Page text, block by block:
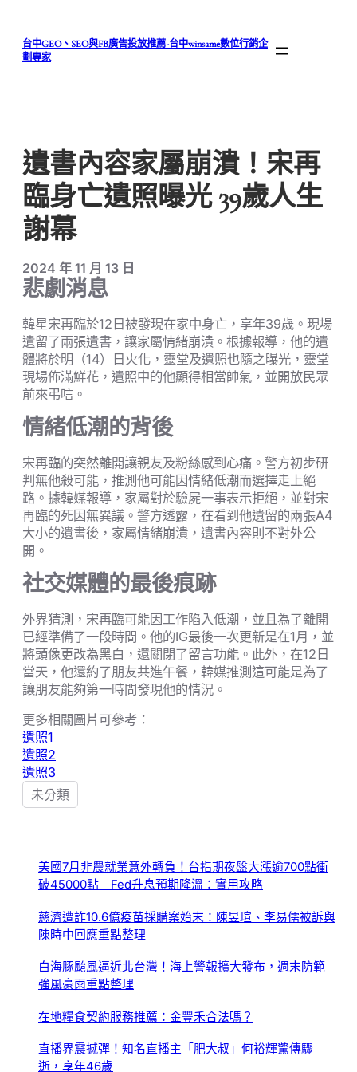
台中GEO、SEO與FB廣告投放推薦-台中winsame數位行銷企
劃專家
遺書內容家屬崩潰！宋再
臨身亡遺照曝光 39歲人生
謝幕
2024 年 11 月 13 日
悲劇消息
韓星宋再臨於12日被發現在家中身亡，享年39歲。現場
遺留了兩張遺書，讓家屬情緒崩潰。根據報導，他的遺
體將於明（14）日火化，靈堂及遺照也隨之曝光，靈堂
現場佈滿鮮花，遺照中的他顯得相當帥氣，並開放民眾
前來弔唁。
情緒低潮的背後
宋再臨的突然離開讓親友及粉絲感到心痛。警方初步研
判無他殺可能，推測他可能因情緒低潮而選擇走上絕
路。據韓媒報導，家屬對於驗屍一事表示拒絕，並對宋
再臨的死因無異議。警方透露，在看到他遺留的兩張A4
大小的遺書後，家屬情緒崩潰，遺書內容則不對外公
開。
社交媒體的最後痕跡
外界猜測，宋再臨可能因工作陷入低潮，並且為了離開
已經準備了一段時間。他的IG最後一次更新是在1月，並
將頭像更改為黑白，還關閉了留言功能。此外，在12日
當天，他還約了朋友共進午餐，韓媒推測這可能是為了
讓朋友能夠第一時間發現他的情況。
更多相關圖片可參考：
遺照1
遺照2
遺照3
未分類
美國7月非農就業意外轉負！台指期夜盤大漲逾700點衝
破45000點 Fed升息預期降溫：實用攻略
慈濟遭詐10.6億疫苗採購案始末：陳昱瑄、李易儒被訴與
陳時中回應重點整理
白海豚颱風逼近北台灣！海上警報擴大發布，週末防範
強風豪雨重點整理
在地糧食契約服務推薦：金豐禾合法嗎？
直播界震撼彈！知名直播主「肥大叔」何裕輝驚傳驟
逝，享年46歲